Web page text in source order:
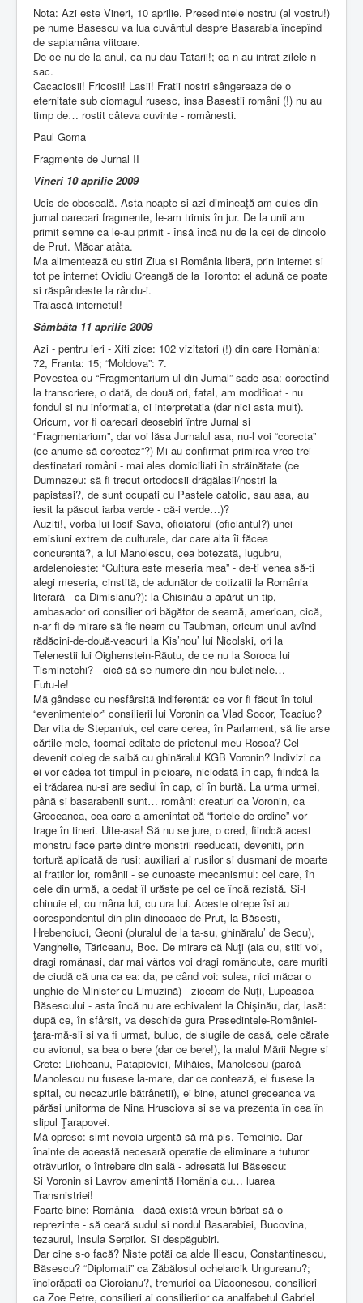
Nota: Azi este Vineri, 10 aprilie. Presedintele nostru (al vostru!)
pe nume Basescu va lua cuvântul despre Basarabia începînd
de saptamâna viitoare.
De ce nu de la anul, ca nu dau Tatarii!; ca n-au intrat zilele-n
sac.
Cacaciosii! Fricosii! Lasii! Fratii nostri sângereaza de o
eternitate sub ciomagul rusesc, insa Basestii români (!) nu au
timp de… rostit câteva cuvinte - românesti.
Paul Goma
Fragmente de Jurnal II
Vineri 10 aprilie 2009
Ucis de oboseală. Asta noapte si azi-dimineaţă am cules din
jurnal oarecari fragmente, le-am trimis în jur. De la unii am
primit semne ca le-au primit - însă încă nu de la cei de dincolo
de Prut. Măcar atâta.
Ma alimentează cu stiri Ziua si România liberă, prin internet si
tot pe internet Ovidiu Creangă de la Toronto: el adună ce poate
si răspândeste la rându-i.
Traiască internetul!
Sâmbăta 11 aprilie 2009
Azi - pentru ieri - Xiti zice: 102 vizitatori (!) din care România:
72, Franta: 15; “Moldova”: 7.
Povestea cu “Fragmentarium-ul din Jurnal” sade asa: corectînd
la transcriere, o dată, de două ori, fatal, am modificat - nu
fondul si nu informatia, ci interpretatia (dar nici asta mult).
Oricum, vor fi oarecari deosebiri între Jurnal si
“Fragmentarium”, dar voi lăsa Jurnalul asa, nu-l voi “corecta”
(ce anume să corectez”?) Mi-au confirmat primirea vreo trei
destinatari români - mai ales domiciliati în străinătate (ce
Dumnezeu: să fi trecut ortodocsii drăgălasii/nostri la
papistasi?, de sunt ocupati cu Pastele catolic, sau asa, au
iesit la păscut iarba verde - că-i verde…)?
Auziti!, vorba lui Iosif Sava, oficiatorul (oficiantul?) unei
emisiuni extrem de culturale, dar care alta îi făcea
concurentă?, a lui Manolescu, cea botezată, lugubru,
ardelenoieste: “Cultura este meseria mea” - de-ti venea să-ti
alegi meseria, cinstită, de adunător de cotizatii la România
literară - ca Dimisianu?): la Chisinău a apărut un tip,
ambasador ori consilier ori băgător de seamă, american, cică,
n-ar fi de mirare să fie neam cu Taubman, oricum unul avînd
rădăcini-de-două-veacuri la Kis’nou’ lui Nicolski, ori la
Telenestii lui Oighenstein-Răutu, de ce nu la Soroca lui
Tisminetchi? - cică să se numere din nou buletinele…
Futu-le!
Mă gândesc cu nesfârsită indiferentă: ce vor fi făcut în toiul
“evenimentelor” consilierii lui Voronin ca Vlad Socor, Tcaciuc?
Dar vita de Stepaniuk, cel care cerea, în Parlament, să fie arse
cărtile mele, tocmai editate de prietenul meu Rosca? Cel
devenit coleg de saibă cu ghinăralul KGB Voronin? Indivizi ca
ei vor cădea tot timpul în picioare, niciodată în cap, fiindcă la
ei trădarea nu-si are sediul în cap, ci în burtă. La urma urmei,
până si basarabenii sunt… români: creaturi ca Voronin, ca
Greceanca, cea care a amenintat că “fortele de ordine” vor
trage în tineri. Uite-asa! Să nu se jure, o cred, fiindcă acest
monstru face parte dintre monstrii reeducati, deveniti, prin
tortură aplicată de rusi: auxiliari ai rusilor si dusmani de moarte
ai fratilor lor, românii - se cunoaste mecanismul: cel care, în
cele din urmă, a cedat îl urăste pe cel ce încă rezistă. Si-l
chinuie el, cu mâna lui, cu ura lui. Aceste otrepe îsi au
corespondentul din plin dincoace de Prut, la Băsesti,
Hrebenciuci, Geoni (pluralul de la ta-su, ghinăralu’ de Secu),
Vanghelie, Tăriceanu, Boc. De mirare că Nuţi (aia cu, stiti voi,
dragi românasi, dar mai vârtos voi dragi româncute, care muriti
de ciudă că una ca ea: da, pe când voi: sulea, nici măcar o
unghie de Minister-cu-Limuzină) - ziceam de Nuţi, Lupeasca
Băsescului - asta încă nu are echivalent la Chişinău, dar, lasă:
după ce, în sfârsit, va deschide gura Presedintele-României-
ţara-mă-sii si va fi urmat, buluc, de slugile de casă, cele cărate
cu avionul, sa bea o bere (dar ce bere!), la malul Mării Negre si
Crete: Liicheanu, Patapievici, Mihăies, Manolescu (parcă
Manolescu nu fusese la-mare, dar ce contează, el fusese la
spital, cu necazurile bătrânetii), ei bine, atunci greceanca va
părăsi uniforma de Nina Hrusciova si se va prezenta în cea în
slipul Ţarapovei.
Mă opresc: simt nevoia urgentă să mă pis. Temeinic. Dar
înainte de această necesară operatie de eliminare a tuturor
otrăvurilor, o întrebare din sală - adresată lui Băsescu:
Si Voronin si Lavrov amenintă România cu… luarea
Transnistriei!
Foarte bine: România - dacă există vreun bărbat să o
reprezinte - să ceară sudul si nordul Basarabiei, Bucovina,
tezaurul, Insula Serpilor. Si despăgubiri.
Dar cine s-o facă? Niste potăi ca alde Iliescu, Constantinescu,
Băsescu? “Diplomati” ca Zăbălosul ochelarcik Ungureanu?;
înciorăpati ca Cioroianu?, tremurici ca Diaconescu, consilieri
ca Zoe Petre, consilieri ai consilierilor ca analfabetul Gabriel